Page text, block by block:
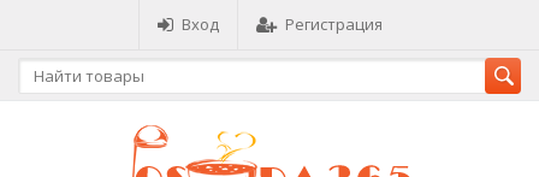
Вход Регистрация